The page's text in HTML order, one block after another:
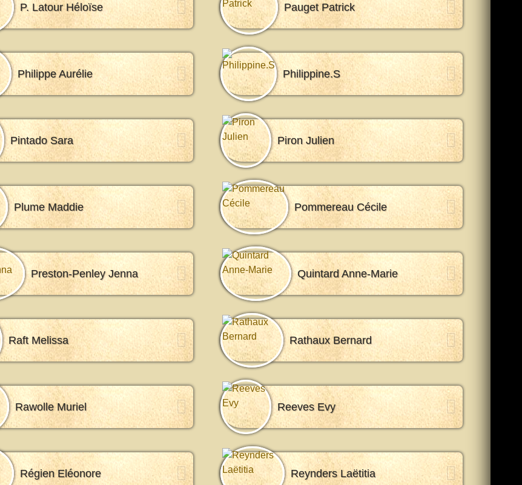
P. Latour Héloïse Pauget Patrick
Philippe Aurélie Philippine.S
Pintado Sara Piron Julien
Plume Maddie Pommereau Cécile
Preston-Penley Jenna Quintard Anne-Marie
Raft Melissa Rathaux Bernard
Rawolle Muriel Reeves Evy
Régien Eléonore Reynders Laëtitia